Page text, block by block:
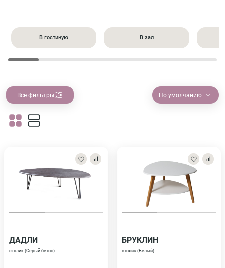
В гостиную В зал
Все фильтры По умолчанию
ДАДЛИ
столик (Серый бетон)
БРУКЛИН
столик (Белый)